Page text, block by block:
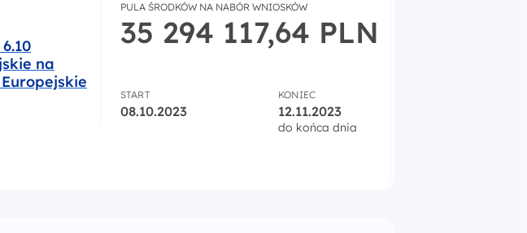
na
PULA ŚRODKÓW NA NABÓR WNIOSKÓW
35 294 117,64 PLN
START
08.10.2023
KONIEC
12.11.2023
do końca dnia
społeczna Priorytetu 6 Fundusze Europejskie na wsparcie dla